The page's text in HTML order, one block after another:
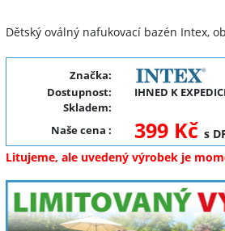
Dětský oválný nafukovací bazén Intex,
Značka:
Dostupnost:
IHNED K
Skladem:
Naše cena : 399 Kč s
Litujeme, ale uvedený výrobek je